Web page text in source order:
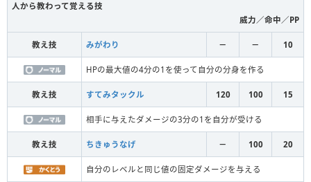
人から教わって覚える技
威力／命中／PP
教え技 みがわり － － 10
HPの最大値の4分の1を使って自分の分身を作る
教え技 すてみタックル 120 100 15
相手に与えたダメージの3分の1を自分が受ける
教え技 ちきゅうなげ － 100 20
自分のレベルと同じ値の固定ダメージを与える